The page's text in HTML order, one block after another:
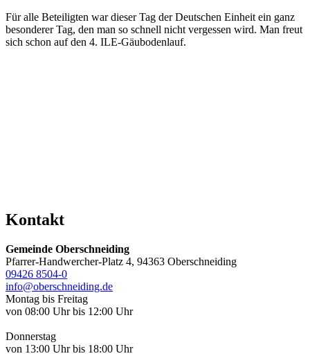
Für alle Beteiligten war dieser Tag der Deutschen Einheit ein ganz
besonderer Tag, den man so schnell nicht vergessen wird. Man freut
sich schon auf den 4. ILE-Gäubodenlauf.
Kontakt
Gemeinde Oberschneiding
Pfarrer-Handwercher-Platz 4, 94363 Oberschneiding
09426 8504-0
info@oberschneiding.de
Montag bis Freitag
von 08:00 Uhr bis 12:00 Uhr
Donnerstag
von 13:00 Uhr bis 18:00 Uhr